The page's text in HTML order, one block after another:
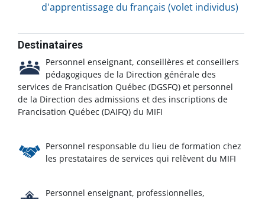
d'apprentissage du français (volet individus)
Destinataires
Personnel enseignant, conseillères et conseillers
pédagogiques de la Direction générale des
services de Francisation Québec (DGSFQ) et personnel
de la Direction des admissions et des inscriptions de
Francisation Québec (DAIFQ) du MIFI
Personnel responsable du lieu de formation chez
les prestataires de services qui relèvent du MIFI
Personnel enseignant, professionnelles,